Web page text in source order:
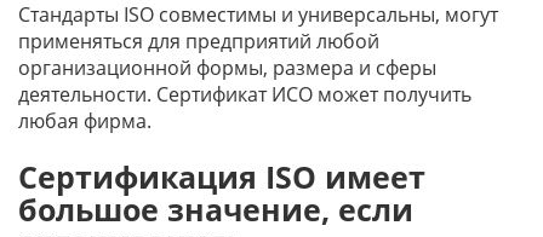
Стандарты ISO совместимы и универсальны, могут
применяться для предприятий любой
организационной формы, размера и сферы
деятельности. Сертификат ИСО может получить
любая фирма.
Сертификация ISO имеет
большое значение, если